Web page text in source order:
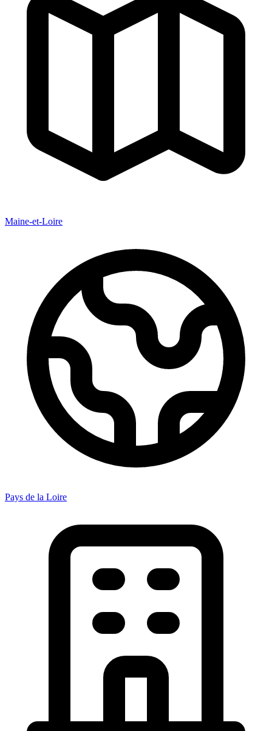
Maine-et-Loire
Pays de la Loire